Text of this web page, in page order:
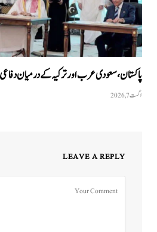
پاکستان،سعودی عرب اور ترکیہ کے درمیان دفاعی
اگست 7, 2026
LEAVE A REPLY